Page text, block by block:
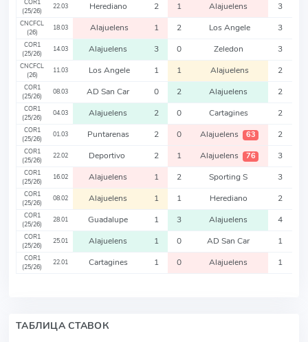
COR1
(25/26)
22.03 Herediano 2 1 Alajuelens 3
CNCFCL
(26)
18.03 Alajuelens 1 2 Los Angele 3
COR1
(25/26)
14.03 Alajuelens 3 0 Zeledon 3
CNCFCL
(26)
11.03 Los Angele 1 1 Alajuelens 2
COR1
(25/26)
08.03 AD San Car 0 2 Alajuelens 2
COR1
(25/26)
04.03 Alajuelens 2 0 Cartagines 2
COR1
(25/26)
01.03 Puntarenas 2 0 Alajuelens 63 2
COR1
(25/26)
22.02 Deportivo 2 1 Alajuelens 76 3
COR1
(25/26)
16.02 Alajuelens 1 2 Sporting S 3
COR1
(25/26)
08.02 Alajuelens 1 1 Herediano 2
COR1
(25/26)
28.01 Guadalupe 1 3 Alajuelens 4
COR1
(25/26)
25.01 Alajuelens 1 0 AD San Car 1
COR1
(25/26)
22.01 Cartagines 1 0 Alajuelens 1
ТАБЛИЦА СТАВОК